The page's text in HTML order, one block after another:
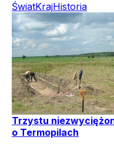
ŚwiatKrajHistoria
Trzystu
o Termopilach